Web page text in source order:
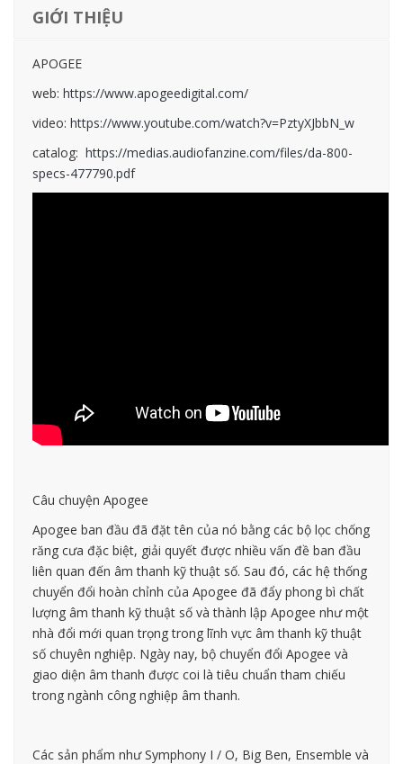
GIỚI THIỆU
APOGEE
web: https://www.apogeedigital.com/
video: https://www.youtube.com/watch?v=PztyXJbbN_w
catalog: https://medias.audiofanzine.com/files/da-800-
specs-477790.pdf
Câu chuyện Apogee
Apogee ban đầu đã đặt tên của nó bằng các bộ lọc chống
răng cưa đặc biệt, giải quyết được nhiều vấn đề ban đầu
liên quan đến âm thanh kỹ thuật số. Sau đó, các hệ thống
chuyển đổi hoàn chỉnh của Apogee đã đẩy phong bì chất
lượng âm thanh kỹ thuật số và thành lập Apogee như một
nhà đổi mới quan trọng trong lĩnh vực âm thanh kỹ thuật
số chuyên nghiệp. Ngày nay, bộ chuyển đổi Apogee và
giao diện âm thanh được coi là tiêu chuẩn tham chiếu
trong ngành công nghiệp âm thanh.
Các sản phẩm như Symphony I / O, Big Ben, Ensemble và